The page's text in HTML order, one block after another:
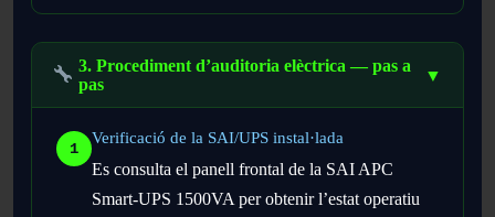
3. Procediment d’auditoria elèctrica — pas a
pas
▼
1
Verificació de la SAI/UPS instal·lada
Es consulta el panell frontal de la SAI APC
Smart-UPS 1500VA per obtenir l’estat operatiu